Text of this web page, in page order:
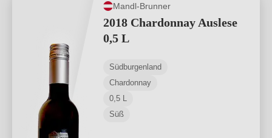
Mandl-Brunner
2018 Chardonnay Auslese
0,5 L
Südburgenland
Chardonnay
0,5 L
Süß